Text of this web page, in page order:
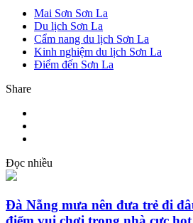
Mai Sơn Sơn La
Du lịch Sơn La
Cẩm nang du lịch Sơn La
Kinh nghiệm du lịch Sơn La
Điểm đến Sơn La
Share
Đọc nhiều
Đà Nẵng mưa nên đưa trẻ đi